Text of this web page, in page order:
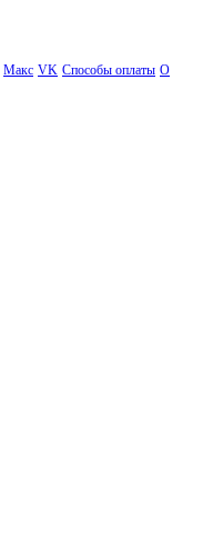
Макс VK Способы оплаты О